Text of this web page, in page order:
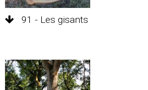
91 - Les gisants